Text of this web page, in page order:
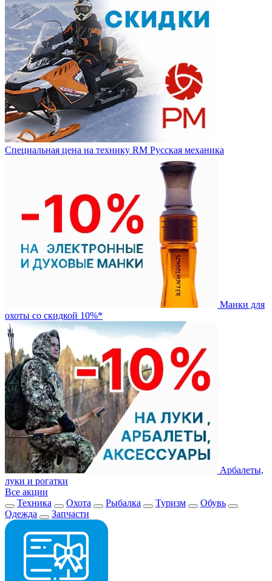
Специальная цена на технику RM Русская механика
Манки для
охоты со скидкой 10%*
Арбалеты,
луки и рогатки
Все акции
Техника
Охота Рыбалка Туризм
Обувь
Одежда
Запчасти